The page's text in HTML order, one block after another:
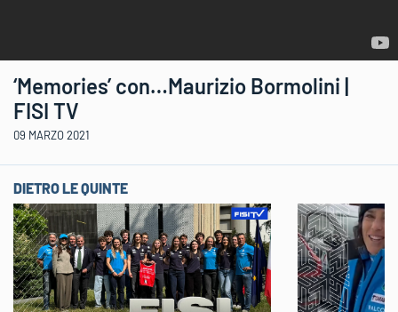
‘Memories’ con…Maurizio Bormolini |
FISI TV
09 MARZO 2021
DIETRO LE QUINTE